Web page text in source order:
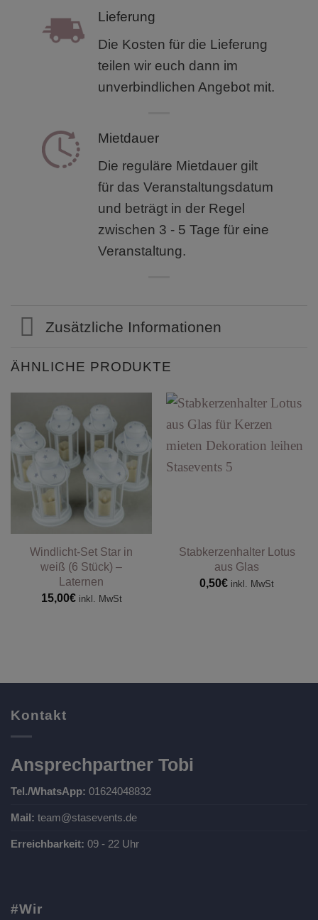
Lieferung
Die Kosten für die Lieferung
teilen wir euch dann im
unverbindlichen Angebot mit.
Mietdauer
Die reguläre Mietdauer gilt
für das Veranstaltungsdatum
und beträgt in der Regel
zwischen 3 - 5 Tage für eine
Veranstaltung.
Zusätzliche Informationen
ÄHNLICHE PRODUKTE
Windlicht-Set Star in
weiß (6 Stück) –
Laternen
15,00€ inkl. MwSt
Stabkerzenhalter Lotus
aus Glas
0,50€ inkl. MwSt
Kontakt
Ansprechpartner Tobi
Tel./WhatsApp: 01624048832
Mail: team@stasevents.de
Erreichbarkeit: 09 - 22 Uhr
#Wir